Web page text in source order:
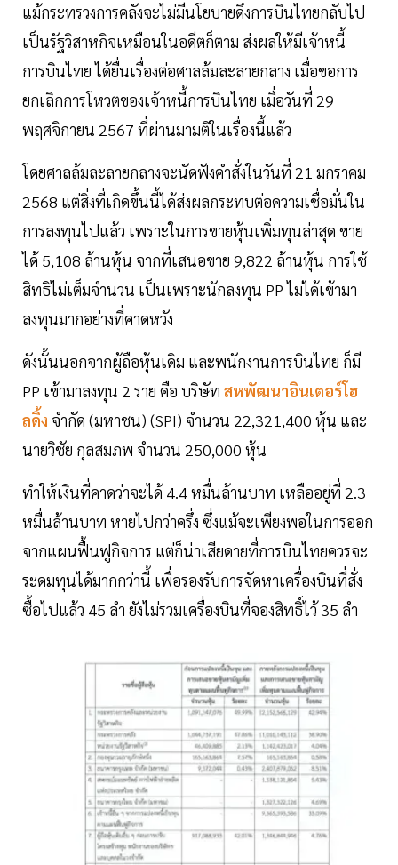
แม้กระทรวงการคลังจะไม่มีนโยบายดึงการบินไทยกลับไป
เป็นรัฐวิสาหกิจเหมือนในอดีตก็ตาม ส่งผลให้มีเจ้าหนี้
การบินไทย ได้ยื่นเรื่องต่อศาลล้มละลายกลาง เมื่อขอการ
ยกเลิกการโหวตของเจ้าหนี้การบินไทย เมื่อวันที่ 29
พฤศจิกายน 2567 ที่ผ่านมามติในเรื่องนี้แล้ว
โดยศาลล้มละลายกลางจะนัดฟังคำสั่งในวันที่ 21 มกราคม
2568 แต่สิ่งที่เกิดขึ้นนี้ได้ส่งผลกระทบต่อความเชื่อมั่นใน
การลงทุนไปแล้ว เพราะในการขายหุ้นเพิ่มทุนล่าสุด ขาย
ได้ 5,108 ล้านหุ้น จากที่เสนอขาย 9,822 ล้านหุ้น การใช้
สิทธิไม่เต็มจำนวน เป็นเพราะนักลงทุน PP ไม่ได้เข้ามา
ลงทุนมากอย่างที่คาดหวัง
ดังนั้นนอกจากผู้ถือหุ้นเดิม และพนักงานการบินไทย ก็มี
PP เข้ามาลงทุน 2 ราย คือ บริษัท สหพัฒนาอินเตอร์โฮ
ลดิ้ง จำกัด (มหาชน) (SPI) จำนวน 22,321,400 หุ้น และ
นายวิชัย กุลสมภพ จำนวน 250,000 หุ้น
ทำให้เงินที่คาดว่าจะได้ 4.4 หมื่นล้านบาท เหลืออยู่ที่ 2.3
หมื่นล้านบาท หายไปกว่าครึ่ง ซึ่งแม้จะเพียงพอในการออก
จากแผนฟื้นฟูกิจการ แต่ก็น่าเสียดายที่การบินไทยควรจะ
ระดมทุนได้มากกว่านี้ เพื่อรองรับการจัดหาเครื่องบินที่สั่ง
ซื้อไปแล้ว 45 ลำ ยังไม่รวมเครื่องบินที่จองสิทธิ์ไว้ 35 ลำ